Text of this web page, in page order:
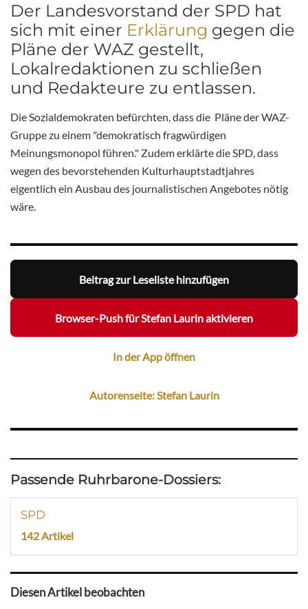
Der Landesvorstand der SPD hat
sich mit einer Erklärung gegen die
Pläne der WAZ gestellt,
Lokalredaktionen zu schließen
und Redakteure zu entlassen.
Die Sozialdemokraten befürchten, dass die Pläne der WAZ-
Gruppe zu einem "demokratisch fragwürdigen
Meinungsmonopol führen." Zudem erklärte die SPD, dass
wegen des bevorstehenden Kulturhauptstadtjahres
eigentlich ein Ausbau des journalistischen Angebotes nötig
wäre.
Beitrag zur Leseliste hinzufügen
Browser-Push für Stefan Laurin aktivieren
In der App öffnen
Autorenseite: Stefan Laurin
Passende Ruhrbarone-Dossiers:
SPD
142 Artikel
Diesen Artikel beobachten